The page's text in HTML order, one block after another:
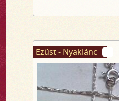
Ezüst - Nyaklánc